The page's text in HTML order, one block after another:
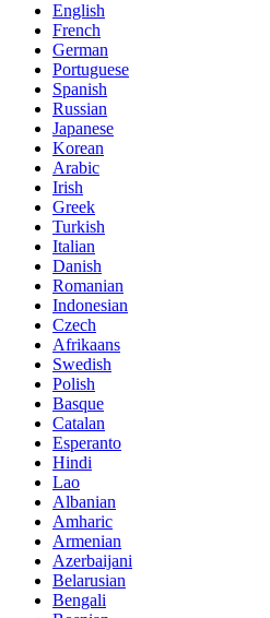
English
French
German
Portuguese
Spanish
Russian
Japanese
Korean
Arabic
Irish
Greek
Turkish
Italian
Danish
Romanian
Indonesian
Czech
Afrikaans
Swedish
Polish
Basque
Catalan
Esperanto
Hindi
Lao
Albanian
Amharic
Armenian
Azerbaijani
Belarusian
Bengali